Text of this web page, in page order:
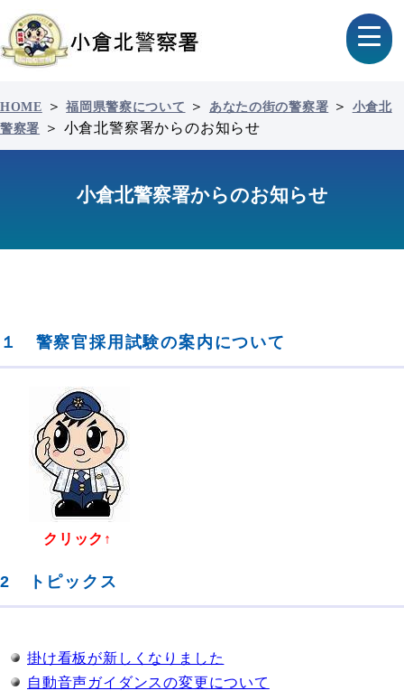
HOME ＞福岡県警察について ＞ あなたの街の警察署 ＞ 小倉北
警察署
＞ 小倉北警察署からのお知らせ
小倉北警察署からのお知らせ
１ 警察官採用試験の案内について
クリック↑
2 トピックス
掛け看板が新しくなりました
自動音声ガイダンスの変更について